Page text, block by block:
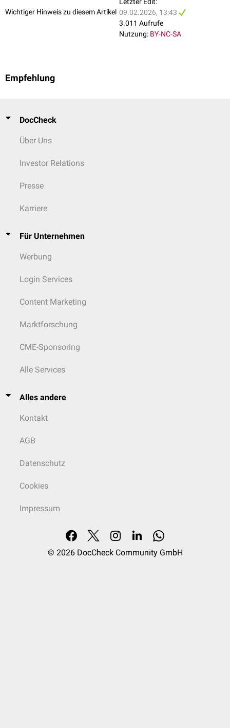
Wichtiger Hinweis zu diesem Artikel
Letzter Edit:
09.02.2026, 13:43
3.011 Aufrufe
Nutzung: BY-NC-SA
Empfehlung
DocCheck
Über Uns
Investor Relations
Presse
Karriere
Für Unternehmen
Werbung
Login Services
Content Marketing
Marktforschung
CME-Sponsoring
Alle Services
Alles andere
Kontakt
AGB
Datenschutz
Cookies
Impressum
© 2026 DocCheck Community GmbH